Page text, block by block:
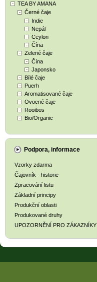
TEA BY AMANA
Černé čaje
Indie
Nepál
Ceylon
Čína
Zelené čaje
Čína
Japonsko
Bílé čaje
Puerh
Aromatisované čaje
Ovocné čaje
Rooibos
Bio/Organic
Podpora, informace
Vzorky zdarma
Čajovník - historie
Zpracování listu
Základní principy
Produkční oblasti
Produkované druhy
UPOZORNĚNÍ PRO ZÁKAZNÍKY